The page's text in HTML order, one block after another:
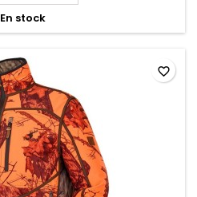
En stock
favorite_border